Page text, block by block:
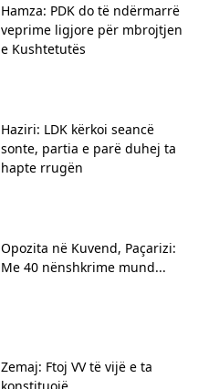
Hamza: PDK do të ndërmarrë
veprime ligjore për mbrojtjen
e Kushtetutës
Haziri: LDK kërkoi seancë
sonte, partia e parë duhej ta
hapte rrugën
Opozita në Kuvend, Paçarizi:
Me 40 nënshkrime mund...
Zemaj: Ftoj VV të vijë e ta
konstituojë...